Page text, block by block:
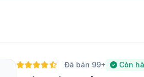
Đã bán 99+ Còn